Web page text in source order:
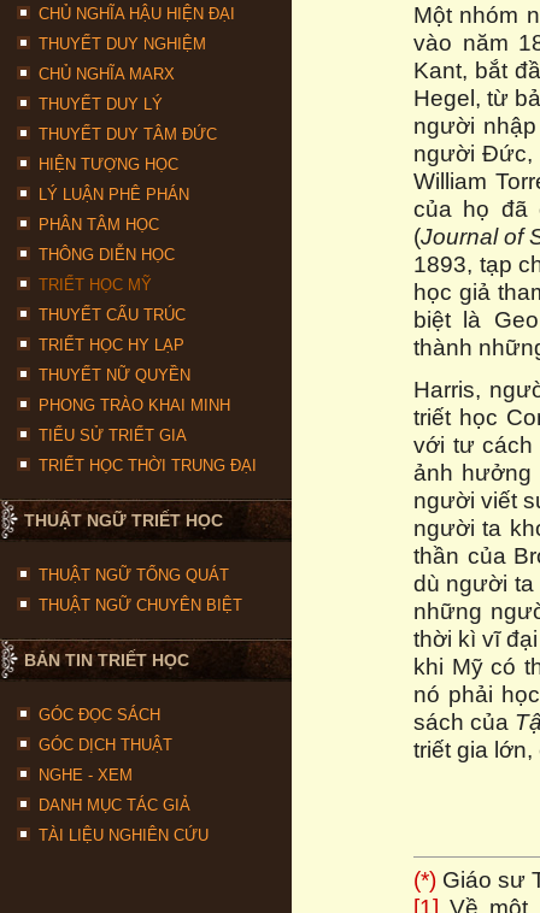
CHỦ NGHĨA HẬU HIỆN ĐẠI
THUYẾT DUY NGHIỆM
CHỦ NGHĨA MARX
THUYẾT DUY LÝ
THUYẾT DUY TÂM ĐỨC
HIỆN TƯỢNG HỌC
LÝ LUẬN PHÊ PHÁN
PHÂN TÂM HỌC
THÔNG DIỄN HỌC
TRIẾT HỌC MỸ
THUYẾT CẤU TRÚC
TRIẾT HỌC HY LẠP
THUYẾT NỮ QUYỀN
PHONG TRÀO KHAI MINH
TIỂU SỬ TRIẾT GIA
TRIẾT HỌC THỜI TRUNG ĐẠI
THUẬT NGỮ TRIẾT HỌC
THUẬT NGỮ TỔNG QUÁT
THUẬT NGỮ CHUYÊN BIỆT
BẢN TIN TRIẾT HỌC
GÓC ĐỌC SÁCH
GÓC DỊCH THUẬT
NGHE - XEM
DANH MỤC TÁC GIẢ
TÀI LIỆU NGHIÊN CỨU
Một nhóm
vào năm
Kant, bắt
Hegel, từ
người
người Đức,
William
của họ đã
(Journal of
1893, tạp
học giả
biệt là
thành
Harris,
triết học
với tư cách
ảnh hưởng
người viết
người ta
thần của
dù người ta
những
thời kì vĩ
khi Mỹ có
nó phải
sách của
triết gia
(*) Giáo sư
[1] Về một